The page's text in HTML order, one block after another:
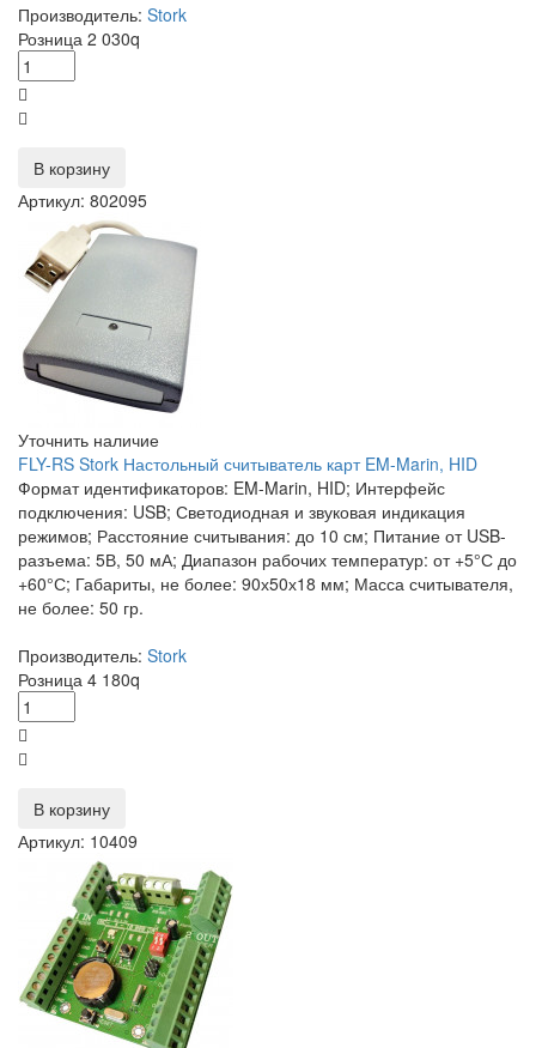
Производитель: Stork
Розница 2 030q
В корзину
Артикул: 802095
Уточнить наличие
FLY-RS Stork Настольный считыватель карт EM-Marin, HID
Формат идентификаторов: EM-Marin, HID; Интерфейс
подключения: USB; Светодиодная и звуковая индикация
режимов; Расстояние считывания: до 10 см; Питание от USB-
разъема: 5В, 50 мА; Диапазон рабочих температур: от +5°С до
+60°С; Габариты, не более: 90х50х18 мм; Масса считывателя,
не более: 50 гр.
Производитель: Stork
Розница 4 180q
В корзину
Артикул: 10409